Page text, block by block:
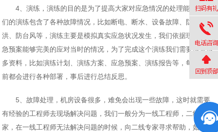
4、演练，演练的目的是为了提高大家对应急情况的处理能力，我
们的演练包含了各种故障情况，比如断电、断水、设备故障、防恐、防
洪、防台风等，演练主要是模拟真实应急状况发生，我们依据现有的应
急预案能够完美的应对当时的情况，为了完成这个演练我们需要准备很
多资料，比如演练计划、演练方案、应急预案、演练报告等，每次演练
前都会进行各种部署，事后进行总结反思。
5、故障处理，机房设备很多，难免会出现一些故障，这时就需要
有经验的工程师去现场解决问题，我们一般分为一线工程师，二线专
家，在一线工程师无法解决问题的时候，向二线专家寻求帮助，如果二